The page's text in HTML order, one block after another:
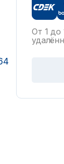
От 1 до